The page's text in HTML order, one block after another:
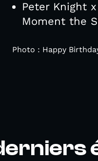
Peter Knight
Moment the
Photo : Happy